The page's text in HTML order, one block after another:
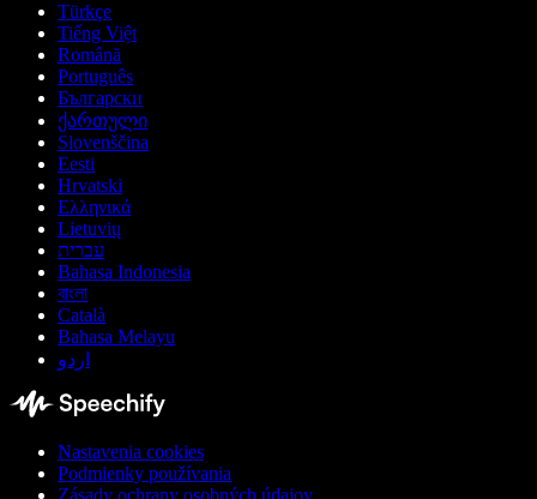
Türkçe
Tiếng Việt
Română
Português
Български
ქართული
Slovenščina
Eesti
Hrvatski
Ελληνικά
Lietuvių
עברית
Bahasa Indonesia
বাংলা
Català
Bahasa Melayu
اردو
Nastavenia cookies
Podmienky používania